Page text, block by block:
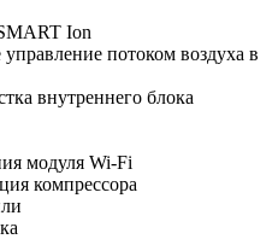
Ion
потоком воздуха в
внутреннего блока
модуля Wi-Fi
компрессора